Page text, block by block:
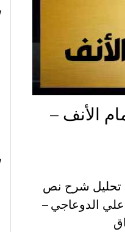
الأنف –
تحليل شرح نص
الدوعاجي –